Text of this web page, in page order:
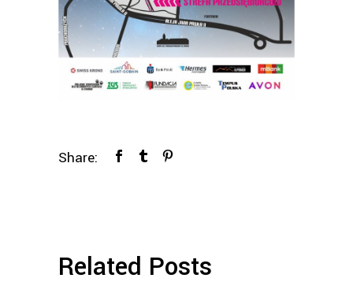
Share:
Related Posts